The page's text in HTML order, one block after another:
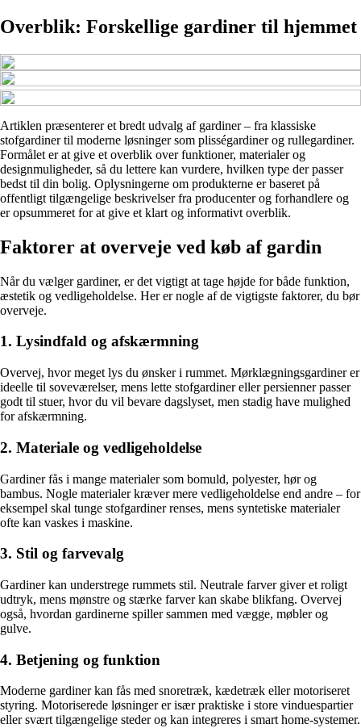
Overblik: Forskellige gardiner til hjemmet
Artiklen præsenterer et bredt udvalg af gardiner – fra klassiske
stofgardiner til moderne løsninger som plisségardiner og rullegardiner.
Formålet er at give et overblik over funktioner, materialer og
designmuligheder, så du lettere kan vurdere, hvilken type der passer
bedst til din bolig. Oplysningerne om produkterne er baseret på
offentligt tilgængelige beskrivelser fra producenter og forhandlere og
er opsummeret for at give et klart og informativt overblik.
Faktorer at overveje ved køb af gardin
Når du vælger gardiner, er det vigtigt at tage højde for både funktion,
æstetik og vedligeholdelse. Her er nogle af de vigtigste faktorer, du bør
overveje.
1. Lysindfald og afskærmning
Overvej, hvor meget lys du ønsker i rummet. Mørklægningsgardiner er
ideelle til soveværelser, mens lette stofgardiner eller persienner passer
godt til stuer, hvor du vil bevare dagslyset, men stadig have mulighed
for afskærmning.
2. Materiale og vedligeholdelse
Gardiner fås i mange materialer som bomuld, polyester, hør og
bambus. Nogle materialer kræver mere vedligeholdelse end andre – for
eksempel skal tunge stofgardiner renses, mens syntetiske materialer
ofte kan vaskes i maskine.
3. Stil og farvevalg
Gardiner kan understrege rummets stil. Neutrale farver giver et roligt
udtryk, mens mønstre og stærke farver kan skabe blikfang. Overvej
også, hvordan gardinerne spiller sammen med vægge, møbler og
gulve.
4. Betjening og funktion
Moderne gardiner kan fås med snoretræk, kædetræk eller motoriseret
styring. Motoriserede løsninger er især praktiske i store vinduespartier
eller svært tilgængelige steder og kan integreres i smart home-systemer.